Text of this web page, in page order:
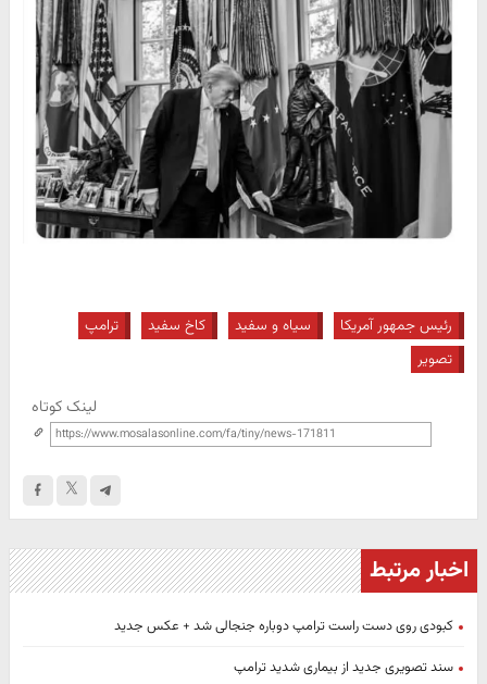
رئیس جمهور آمریکا سیاه و سفید کاخ سفید
ترامپ
تصویر
لینک کوتاه
اخبار مرتبط
کبودی روی دست راست ترامپ دوباره جنجالی شد + عکس جدید
سند تصویری جدید از بیماری شدید ترامپ